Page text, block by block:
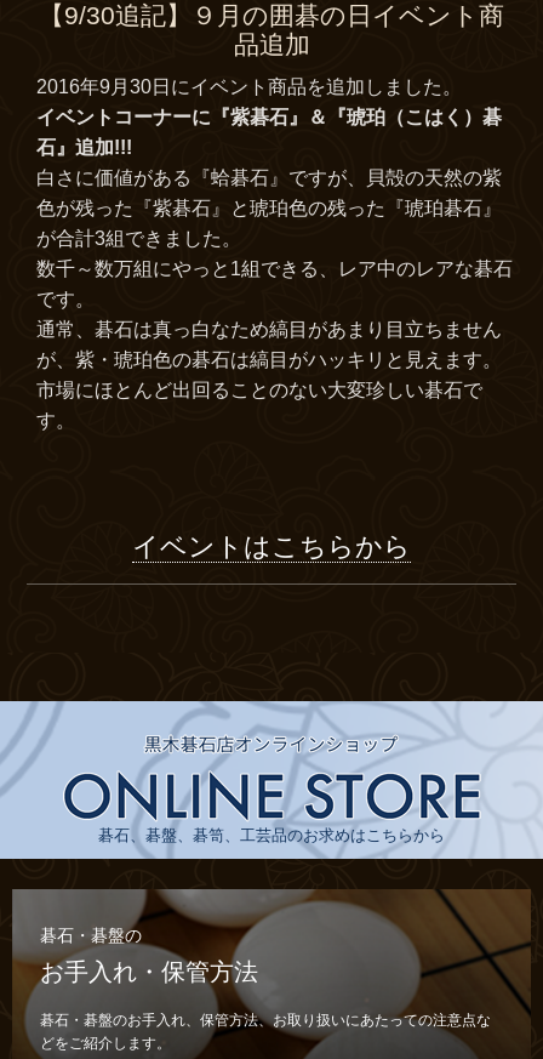
【9/30追記】９月の囲碁の日イベント商
品追加
2016年9月30日にイベント商品を追加しました。
イベントコーナーに『紫碁石』＆『琥珀（こはく）碁
石』追加!!!
白さに価値がある『蛤碁石』ですが、貝殻の天然の紫
色が残った『紫碁石』と琥珀色の残った『琥珀碁石』
が合計3組できました。
数千～数万組にやっと1組できる、レア中のレアな碁石
です。
通常、碁石は真っ白なため縞目があまり目立ちません
が、紫・琥珀色の碁石は縞目がハッキリと見えます。
市場にほとんど出回ることのない大変珍しい碁石で
す。
イベントはこちらから
碁石、碁盤、碁笥、工芸品のお求めはこちらから
碁石・碁盤の
お手入れ・保管方法
碁石・碁盤のお手入れ、保管方法、お取り扱いにあたっての注意点な
どをご紹介します。